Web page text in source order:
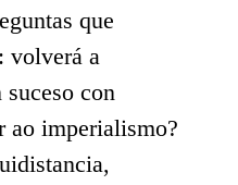
que
volverá a
con
ao imperialismo?